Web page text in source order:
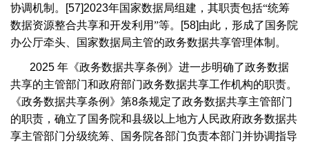
协调机制。
[57]2023年国家数据局组建，其职责包括“统筹
数据资源整合共享和开发利用”等。
[58]由此，形成了国务院
办公厅牵头、国家数据局主管的政务数据共享管理体制。
2025 年《政务数据共享条例》进一步明确了政务数据
共享的主管部门和政府部门政务数据共享工作机构的职责。
《政务数据共享条例》第8条规定了政务数据共享主管部门
的职责，确立了国务院和县级以上地方人民政府政务数据共
享主管部门分级统筹、国务院各部门负责本部门并协调指导